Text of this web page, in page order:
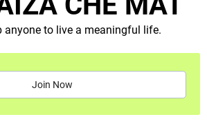
anyone to live a meaningful life.
Join Now